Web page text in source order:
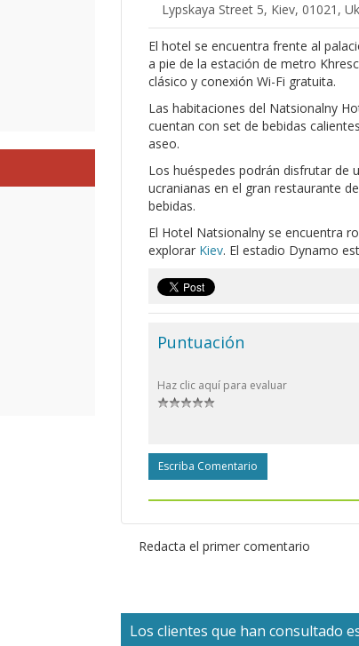
Lypskaya Street 5, Kiev, 01021,
El hotel se encuentra frente al
a pie de la estación de metro
clásico y conexión Wi-Fi gratuita.
Las habitaciones del Natsionalny
cuentan con set de bebidas
aseo.
Los huéspedes podrán disfrutar de
ucranianas en el gran restaurante
bebidas.
El Hotel Natsionalny se encuentra
explorar Kiev. El estadio Dynamo
Puntuación
Haz clic aquí para evaluar
Escriba Comentario
Redacta el primer comentario
Los clientes que han consultado